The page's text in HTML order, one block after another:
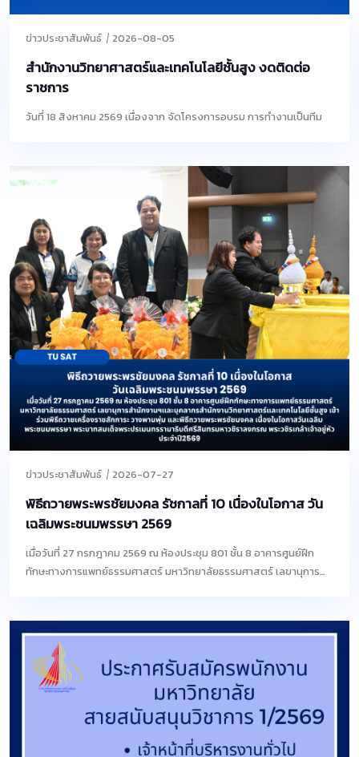
ข่าวประชาสัมพันธ์ 2026-08-05
สำนักงานวิทยาศาสตร์และเทคโนโลยีชั้นสูง งดติดต่อ
ราชการ
วันที่ 18 สิงหาคม 2569 เนื่องจาก จัดโครงการอบรม การทำงานเป็นทีม
ข่าวประชาสัมพันธ์ 2026-07-27
พิธีถวายพระพรชัยมงคล รัชกาลที่ 10 เนื่องในโอกาส วัน
เฉลิมพระชนมพรรษา 2569
เมื่อวันที่ 27 กรกฎาคม 2569 ณ ห้องประชุม 801 ชั้น 8 อาคารศูนย์ฝึก
ทักษะทางการแพทย์ธรรมศาสตร์ มหาวิทยาลัยธรรมศาสตร์ เลขานุการสำ
รามาธิบดีศรีสินทรมหาวชิราลงกรณ พระวชิรเกล้าเจ้าอยู่หัว ประจำ
ปี2569